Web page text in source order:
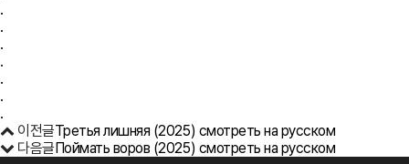
.
.
.
.
.
.
.
이전글Третья лишняя (2025) смотреть на русском
다음글Поймать воров (2025) смотреть на русском